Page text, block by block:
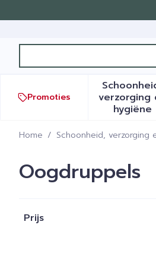
Promoties
verzorging
hygiëne
Home / Schoonheid, verzorging
Oogdruppels
Prijs